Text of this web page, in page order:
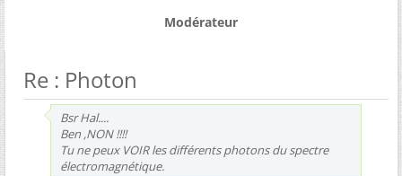
Modérateur
Re : Photon
Bsr Hal....
Ben ,NON !!!!
Tu ne peux VOIR les différents photons du spectre
électromagnétique.